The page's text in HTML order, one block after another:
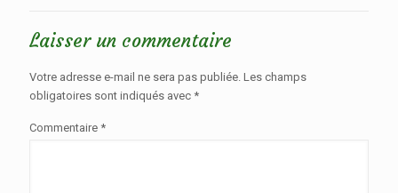
Laisser un commentaire
Votre adresse e-mail ne sera pas publiée. Les champs
obligatoires sont indiqués avec *
Commentaire *